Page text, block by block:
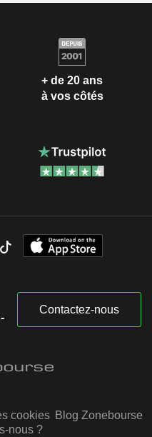
+ de 20 ans
à vos côtés
Contactez-nous
cookies Blog Zonebourse
nous ?